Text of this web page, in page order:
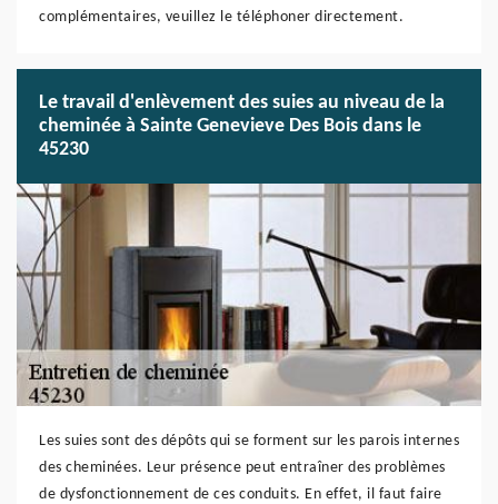
complémentaires, veuillez le téléphoner directement.
Le travail d'enlèvement des suies au niveau de la
cheminée à Sainte Genevieve Des Bois dans le
45230
Les suies sont des dépôts qui se forment sur les parois internes
des cheminées. Leur présence peut entraîner des problèmes
de dysfonctionnement de ces conduits. En effet, il faut faire